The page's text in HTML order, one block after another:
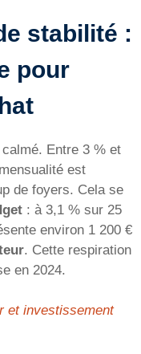
stabilité :
pour
calmé. Entre 3 % et
est
de foyers. Cela se
: à 3,1 % sur 25
environ 1 200 €
. Cette respiration
en 2024.
et investissement